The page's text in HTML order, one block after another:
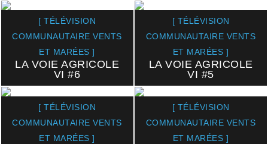
[ TÉLÉVISION
COMMUNAUTAIRE VENTS
ET MARÉES ]
LA VOIE AGRICOLE
VI #6
[ TÉLÉVISION
COMMUNAUTAIRE VENTS
ET MARÉES ]
LA VOIE AGRICOLE
VI #5
[ TÉLÉVISION
COMMUNAUTAIRE VENTS
ET MARÉES ]
[ TÉLÉVISION
COMMUNAUTAIRE VENTS
ET MARÉES ]